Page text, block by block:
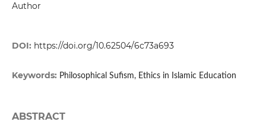
Author
DOI: https://doi.org/10.62504/6c73a693
Keywords: Philosophical Sufism, Ethics in Islamic Education
ABSTRACT